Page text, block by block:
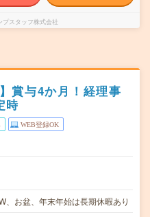
プスタッフ株式会社
賞与4か月！経理事
時
WEB登録OK
お盆、年末年始は長期休暇あり